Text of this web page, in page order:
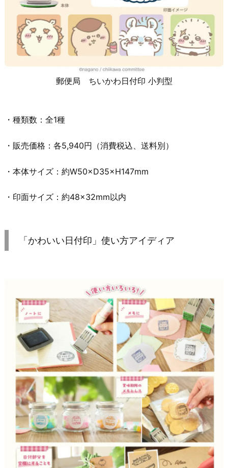
郵便局 ちいかわ日付印 小判型
・種類数：全1種
・販売価格：各5,940円（消費税込、送料別）
・本体サイズ：約W50×D35×H147mm
・印面サイズ：約48×32mm以内
「かわいい日付印」使い方アイディア